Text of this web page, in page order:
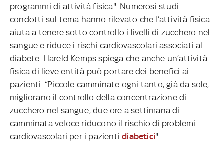
programmi di attività fisica". Numerosi studi
condotti sul tema hanno rilevato che l’attività fisica
aiuta a tenere sotto controllo i livelli di zucchero nel
sangue e riduce i rischi cardiovascolari associati al
diabete. Hareld Kemps spiega che anche un’attività
fisica di lieve entità può portare dei benefici ai
pazienti. “Piccole camminate ogni tanto, già da sole,
migliorano il controllo della concentrazione di
zucchero nel sangue; due ore a settimana di
camminata veloce riducono il rischio di problemi
cardiovascolari per i pazientidiabetici".